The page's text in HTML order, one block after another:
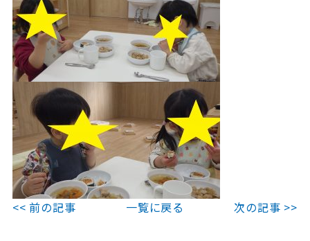
<< 前の記事 一覧に戻る 次の記事 >>